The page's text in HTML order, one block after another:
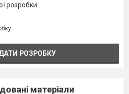
розробки
РОЗРОБКУ
матеріали